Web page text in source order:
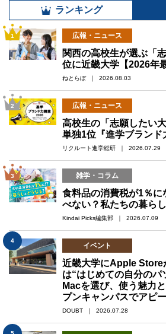
ランキング
1 広報・ニュース
関西の高校生が選ぶ「
位に近畿大学【2026年
ねとらぼ ｜ 2026.08.03
2 広報・ニュース
高校生の「志願したい
単独1位『進学ブランド
リクルート進学総研 ｜ 2026.07.29
3 雑学・コラム
食料品の消費税が1％に
べない？私たちの暮ら
Kindai Picks編集部 ｜ 2026.07.09
4
イベント
近畿大学にApple Store
は“はじめての自分のパ
Macを選び、使う魅力
プンキャンパスでアピ
DOUBT ｜ 2026.07.28